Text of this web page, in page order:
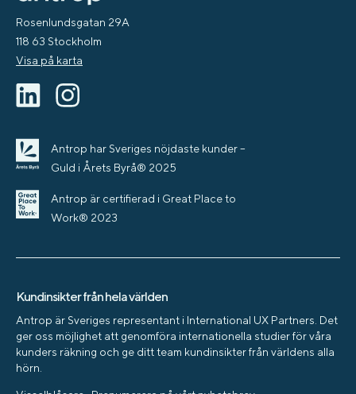
Rosenlundsgatan 29A
118 63 Stockholm
Visa på karta
Antrop har Sveriges nöjdaste kunder –
Guld i Årets Byrå® 2025
Antrop är certifierad i Great Place to
Work® 2023
Kundinsikter från hela världen
Antrop är Sveriges representant i International UX Partners. Det
ger oss möjlighet att genomföra internationella studier för våra
kunders räkning och ge ditt team kundinsikter från världens alla
hörn.